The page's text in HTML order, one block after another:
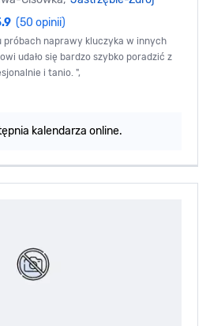
(50 opinii)
próbach naprawy kluczyka w innych
udało się bardzo szybko poradzić z
i tanio. ",
kalendarza online.